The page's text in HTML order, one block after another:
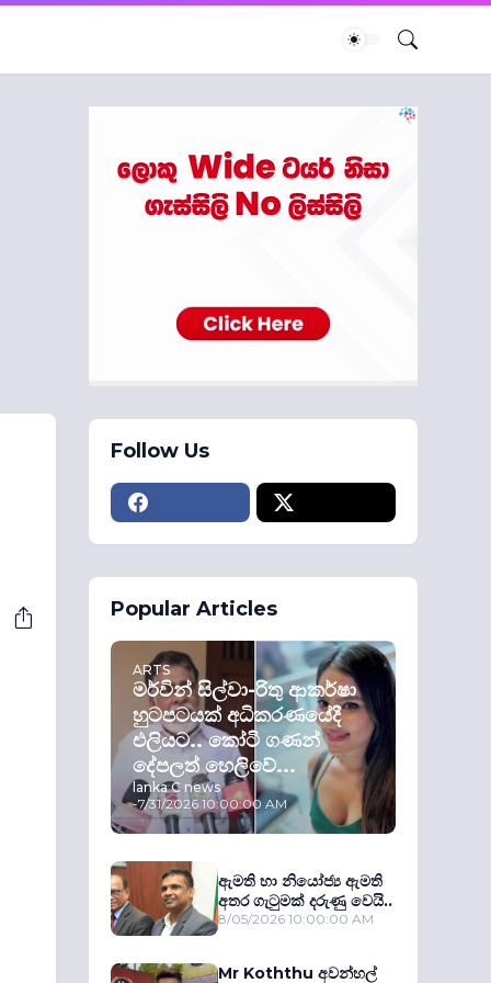
Follow Us
Popular Articles
ARTS
මර්වින් සිල්වා-රිතු ආකර්ෂා
හුටපටයක් අධිකරණයේදී
එලියට.. කෝටි ගණන්
දේපලත් හෙලිවේ...
lanka C news
-7/31/2026 10:00:00 AM
ඇමති හා නියෝජ්‍ය ඇමති
අතර ගැටුමක් දරුණු වෙයි..
8/05/2026 10:00:00 AM
Mr Koththu අවන්හල්